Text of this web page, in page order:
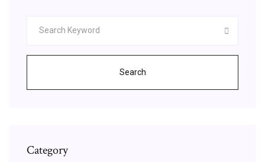
Search
Category